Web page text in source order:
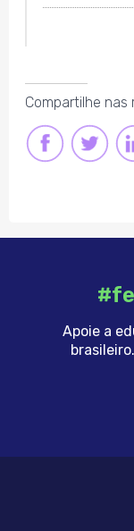
Compartilhe nas
FACEBOOK
LINK
TWITTER
LINK
Apoie a